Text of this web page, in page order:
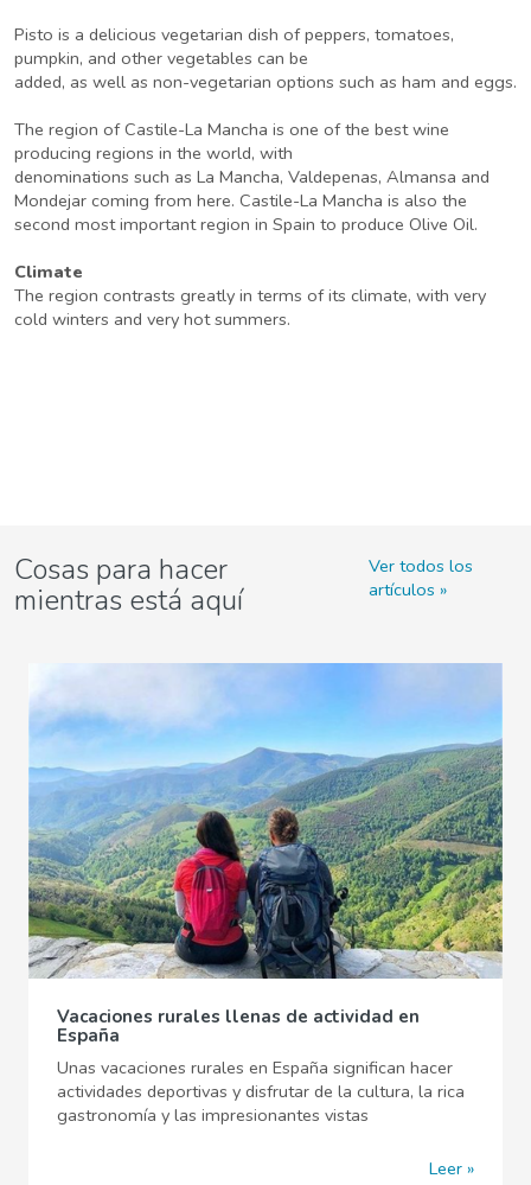
Pisto is a delicious vegetarian dish of peppers, tomatoes,
pumpkin, and other vegetables can be
added, as well as non-vegetarian options such as ham and eggs.
The region of Castile-La Mancha is one of the best wine
producing regions in the world, with
denominations such as La Mancha, Valdepenas, Almansa and
Mondejar coming from here. Castile-La Mancha is also the
second most important region in Spain to produce Olive Oil.
Climate
The region contrasts greatly in terms of its climate, with very
cold winters and very hot summers.
Cosas para hacer
mientras está aquí
Ver todos los
artículos
Vacaciones rurales llenas de actividad en
España
Unas vacaciones rurales en España significan hacer
actividades deportivas y disfrutar de la cultura, la rica
gastronomía y las impresionantes vistas
Leer